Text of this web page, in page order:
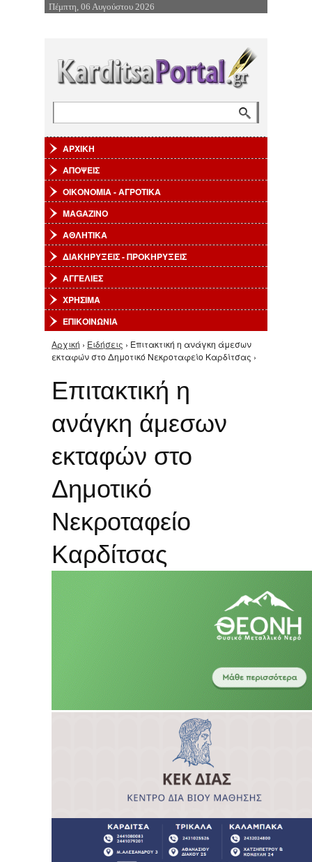
Επιστροφή στην Πλοήγηση
Πέμπτη, 06 Αυγούστου 2026
ΑΡΧΙΚΗ
ΑΠΟΨΕΙΣ
ΟΙΚΟΝΟΜΙΑ - ΑΓΡΟΤΙΚΑ
MAGAZINO
ΑΘΛΗΤΙΚΑ
ΔΙΑΚΗΡΥΞΕΙΣ - ΠΡΟΚΗΡΥΞΕΙΣ
ΑΓΓΕΛΙΕΣ
ΧΡΗΣΙΜΑ
ΕΠΙΚΟΙΝΩΝΙΑ
Είστε εδώ
Αρχική › Ειδήσεις › Επιτακτική η ανάγκη άμεσων
εκταφών στο Δημοτικό Νεκροταφείο Καρδίτσας ›
Επιτακτική η
ανάγκη άμεσων
εκταφών στο
Δημοτικό
Νεκροταφείο
Καρδίτσας